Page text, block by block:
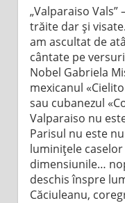
„Valparaiso
trăite dar și
am ascultat de
cântate pe
Nobel Gabriela
mexicanul
sau cubanezul
Valparaiso nu
Parisul nu este
luminițele
dimensiunile…
deschis înspre
Căciuleanu,